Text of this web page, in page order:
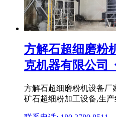
方解石超细磨粉
克机器有限公司
方解石超细磨粉机设备厂
矿石超细粉加工设备,生